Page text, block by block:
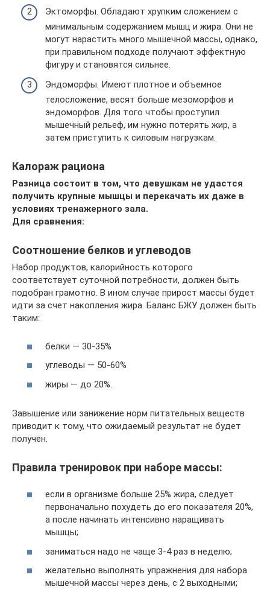
Эктоморфы. Обладают хрупким сложением с
минимальным содержанием мышц и жира. Они не
могут нарастить много мышечной массы, однако,
при правильном подходе получают эффектную
фигуру и становятся сильнее.
Эндоморфы. Имеют плотное и объемное
телосложение, весят больше мезоморфов и
эндоморфов. Для того чтобы проступил
мышечный рельеф, им нужно потерять жир, а
затем приступить к силовым нагрузкам.
Калораж рациона
Разница состоит в том, что девушкам не удастся
получить крупные мышцы и перекачать их даже в
условиях тренажерного зала.
Для сравнения:
Соотношение белков и углеводов
Набор продуктов, калорийность которого
соответствует суточной потребности, должен быть
подобран грамотно. В ином случае прирост массы будет
идти за счет накопления жира. Баланс БЖУ должен быть
таким:
белки — 30-35%
углеводы — 50-60%
жиры — до 20%.
Завышение или занижение норм питательных веществ
приводит к тому, что ожидаемый результат не будет
получен.
Правила тренировок при наборе массы:
если в организме больше 25% жира, следует
первоначально похудеть до его показателя 20%,
а после начинать интенсивно наращивать
мышцы;
заниматься надо не чаще 3-4 раз в неделю;
желательно выполнять упражнения для набора
мышечной массы через день, с 2 выходными;